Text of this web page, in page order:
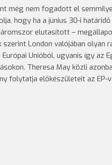
még nem fogadott el
hogy ha a június 30-i
elutasított –
London valójában olyan
Unióból, ugyanis így az
Theresa May közli
folytatja előkészületeit az EP-